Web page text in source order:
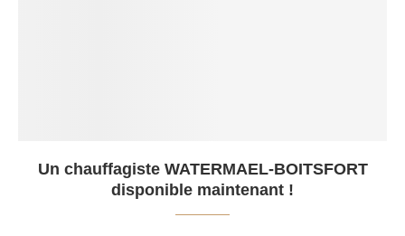
Un chauffagiste WATERMAEL-BOITSFORT
disponible maintenant !